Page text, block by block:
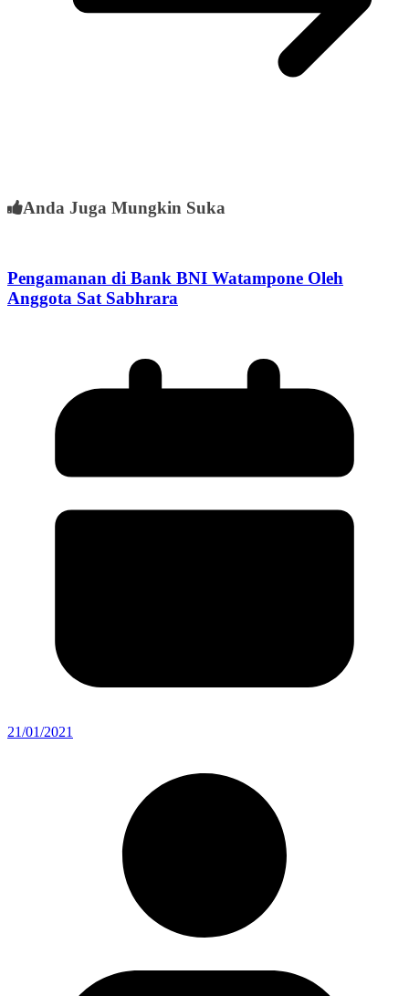
Anda Juga Mungkin Suka
Pengamanan di Bank BNI Watampone Oleh
Anggota Sat Sabhrara
21/01/2021